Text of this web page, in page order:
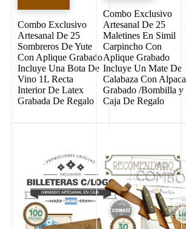
Combo Exclusivo
Artesanal De 25
Sombreros De Yute
Con Aplique Grabado
Incluye Una Bota De
Vino 1L Recta
Interior De Latex
Grabada De Regalo
Combo Exclusivo
Artesanal De 25
Maletines En Simil
Carpincho Con
Aplique Grabado
Incluye Un Mate De
Calabaza Con Alpaca
Grabado /Bombilla y
Caja De Regalo